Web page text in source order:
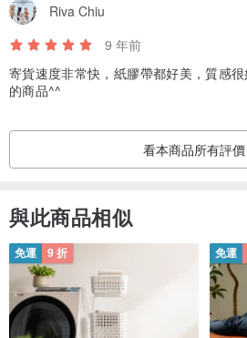
Riva Chiu
9 年前
寄貨速度非常快，紙膠帶都好美，質感
的商品^^
看本商品所有評
與此商品相似
免運 9 折 免運